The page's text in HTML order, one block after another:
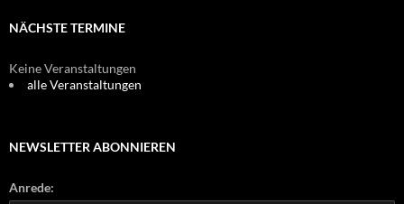
NÄCHSTE TERMINE
Keine Veranstaltungen
alle Veranstaltungen
NEWSLETTER ABONNIEREN
Anrede: